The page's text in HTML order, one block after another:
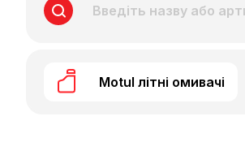
Motul літні омивачі